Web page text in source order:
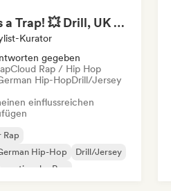
It's a Trap! 💥 Drill, UK Drill & Hard-Hitting Trap
Kurator
gegeben
Cloud Rap / Hip Hop
Hip-HopDrill/Jersey
einflussreichen
Rap
Hip-Hop
Drill/Jersey
Rap